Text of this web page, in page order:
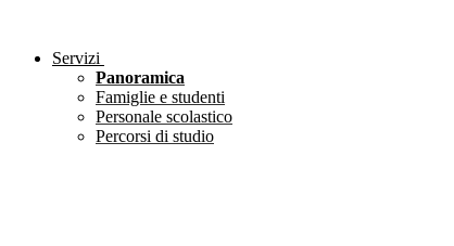
Servizi
Panoramica
Famiglie e studenti
Personale scolastico
Percorsi di studio